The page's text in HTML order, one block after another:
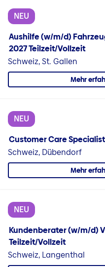
NEU
Aushilfe (w/m/d)
2027 Teilzeit/Vollzeit
Schweiz, St. Gallen
Mehr
NEU
Customer Care
Schweiz, Dübendorf
Mehr
NEU
Kundenberater (w/m/d)
Teilzeit/Vollzeit
Schweiz, Langenthal